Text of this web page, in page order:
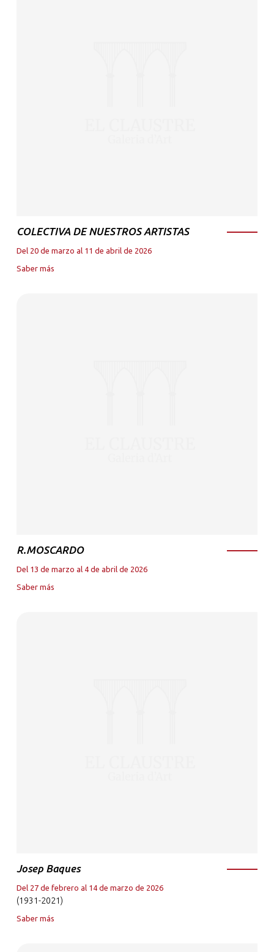
COLECTIVA DE NUESTROS ARTISTAS
Del 20 de marzo al 11 de abril de 2026
Saber más
R.MOSCARDO
Del 13 de marzo al 4 de abril de 2026
Saber más
Josep Baques
Del 27 de febrero al 14 de marzo de 2026
(1931-2021)
Saber más